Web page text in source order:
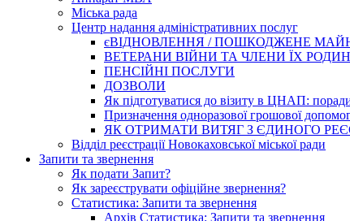
Міська рада
Центр надання адміністративних послуг
єВІДНОВЛЕННЯ / ПОШКОДЖЕНЕ
ВЕТЕРАНИ ВІЙНИ ТА ЧЛЕНИ ЇХ РОДИН
ПЕНСІЙНІ ПОСЛУГИ
ДОЗВОЛИ
Як підготуватися до візиту в ЦНАП:
Призначення одноразової грошової
ЯК ОТРИМАТИ ВИТЯГ З ЄДИНОГО
Відділ реєстрації Новокаховської міської ради
Запити та звернення
Як подати Запит?
Як зареєструвати офіційне звернення?
Статистика: Запити та звернення
Архів Статистика: Запити та звернення